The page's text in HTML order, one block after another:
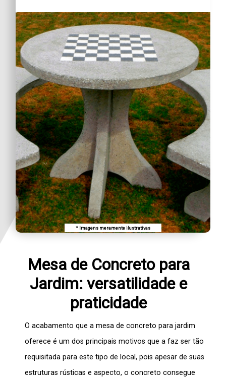
* Imagens meramente ilustrativas
Mesa de Concreto para
Jardim: versatilidade e
praticidade
O acabamento que amesa de concreto para jardim
oferece é um dos principais motivos que a faz ser tão
requisitada para este tipo de local, pois apesar de suas
estruturas rústicas e aspecto, o concreto consegue